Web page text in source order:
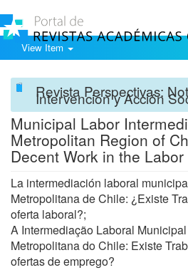
View Item
Revista Perspectivas:
Intervención y Acción
Municipal Labor
Metropolitan Region of
Decent Work in the
La intermediación laboral
Metropolitana de Chile: ¿Existe
oferta laboral?;
A Intermediação Laboral
Metropolitana do Chile: Existe
ofertas de emprego?